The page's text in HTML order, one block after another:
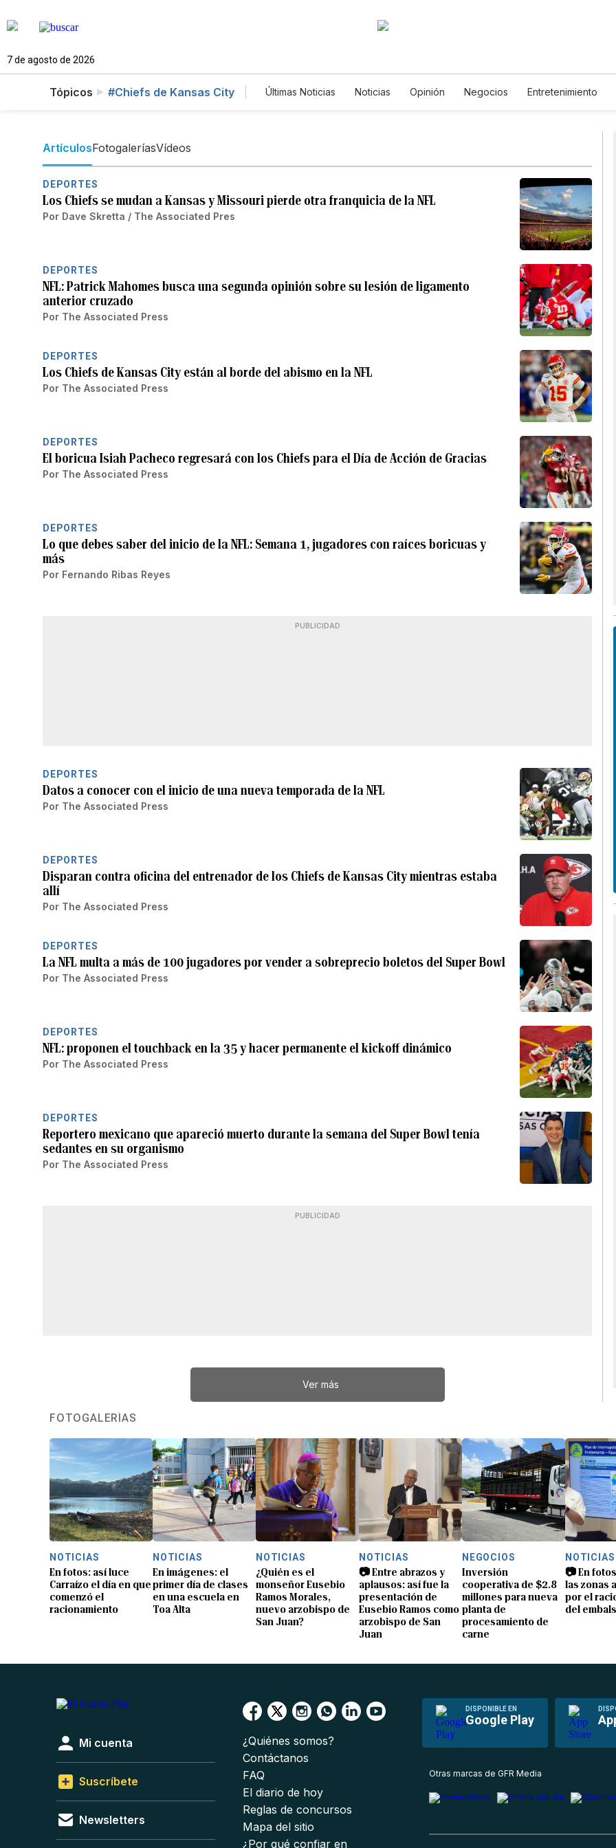
7 de agosto de 2026
Tópicos #Chiefs de Kansas City Últimas Noticias Noticias Opinión Negocios Entretenimiento
ArtículosFotogaleríasVídeos
DEPORTES
Los Chiefs se mudan a Kansas y Missouri pierde otra franquicia de la NFL
Por Dave Skretta / The Associated Pres
DEPORTES
NFL: Patrick Mahomes busca una segunda opinión sobre su lesión de ligamento
anterior cruzado
Por The Associated Press
DEPORTES
Los Chiefs de Kansas City están al borde del abismo en la NFL
Por The Associated Press
DEPORTES
El boricua Isiah Pacheco regresará con los Chiefs para el Día de Acción de Gracias
Por The Associated Press
DEPORTES
Lo que debes saber del inicio de la NFL: Semana 1, jugadores con raíces boricuas y
más
Por Fernando Ribas Reyes
PUBLICIDAD
DEPORTES
Datos a conocer con el inicio de una nueva temporada de la NFL
Por The Associated Press
DEPORTES
Disparan contra oficina del entrenador de los Chiefs de Kansas City mientras estaba
allí
Por The Associated Press
DEPORTES
La NFL multa a más de 100 jugadores por vender a sobreprecio boletos del Super Bowl
Por The Associated Press
DEPORTES
NFL: proponen el touchback en la 35 y hacer permanente el kickoff dinámico
Por The Associated Press
DEPORTES
Reportero mexicano que apareció muerto durante la semana del Super Bowl tenía
sedantes en su organismo
Por The Associated Press
PUBLICIDAD
Ver más
FOTOGALERÍAS
NOTICIAS
En fotos: así luce
Carraízo el día en que
comenzó el
racionamiento
NOTICIAS
En imágenes: el
primer día de clases
en una escuela en
Toa Alta
NOTICIAS
¿Quién es el
monseñor Eusebio
Ramos Morales,
nuevo arzobispo de
San Juan?
NOTICIAS
📷 Entre abrazos y
aplausos: así fue la
presentación de
Eusebio Ramos como
arzobispo de San
Juan
NEGOCIOS
Inversión
cooperativa de $2.8
millones para nueva
planta de
procesamiento de
carne
NOTICIAS
📷 En
las zonas
por el
del
DISPONIBLE EN
Google Play
Mi cuenta
Suscríbete
Newsletters
¿Quiénes somos?
Contáctanos
FAQ
El diario de hoy
Reglas de concursos
Mapa del sitio
¿Por qué confiar en
Otras marcas de GFR Media